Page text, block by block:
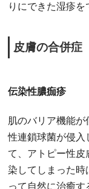
りにできた湿疹を
皮膚の合併症
伝染性膿痂疹
肌のバリア機能
性連鎖球菌が侵入
て、アトピー性
染してしまった時
って自然に治癒す